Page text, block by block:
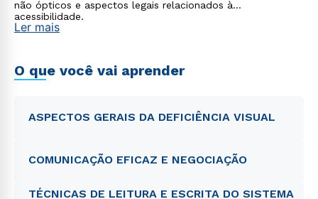
não ópticos e aspectos legais relacionados à
acessibilidade.
Ler mais
O que você vai aprender
ASPECTOS GERAIS DA DEFICIÊNCIA VISUAL
COMUNICAÇÃO EFICAZ E NEGOCIAÇÃO
TÉCNICAS DE LEITURA E ESCRITA DO SISTEMA